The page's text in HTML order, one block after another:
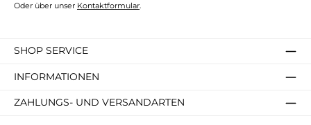
Oder über unser Kontaktformular.
SHOP SERVICE
INFORMATIONEN
ZAHLUNGS- UND VERSANDARTEN